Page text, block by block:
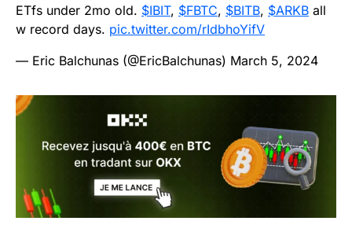
ETfs under 2mo old. $IBIT, $FBTC, $BITB, $ARKB all
w record days. pic.twitter.com/rIdbhoYifV
— Eric Balchunas (@EricBalchunas) March 5, 2024